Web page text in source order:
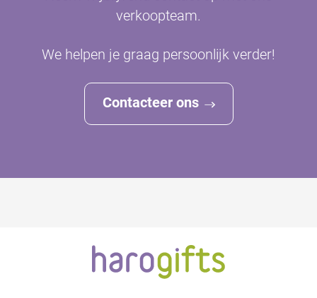
verkoopteam.
We helpen je graag persoonlijk verder!
Contacteer ons